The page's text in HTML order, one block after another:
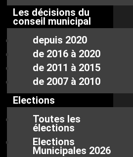
Les décisions du
conseil municipal
depuis 2020
de 2016 à 2020
de 2011 à 2015
de 2007 à 2010
Elections
Toutes les
élections
Elections
Municipales 2026